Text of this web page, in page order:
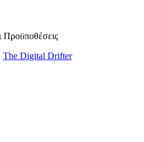
Προϋποθέσεις
The Digital Drifter